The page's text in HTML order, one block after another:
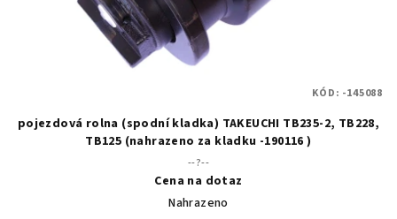
pojezdová rolna (spodní kladka) TAKEUCHI TB235-2, TB228,
TB125 (nahrazeno za kladku -190116 )
--?--
Cena na dotaz
Nahrazeno
KÓD: -145088